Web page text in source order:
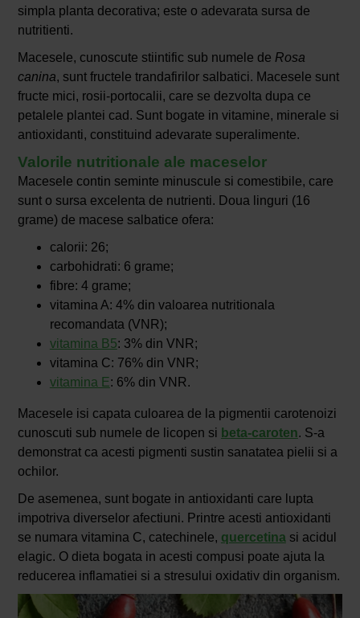
simpla planta decorativa; este o adevarata sursa de
nutritienti.
Macesele, cunoscute stiintific sub numele de Rosa
canina, sunt fructele trandafirilor salbatici. Macesele sunt
fructe mici, rosii-portocalii, care se dezvolta dupa ce
petalele plantei cad. Sunt bogate in vitamine, minerale si
antioxidanti, constituind adevarate superalimente.
Valorile nutritionale ale maceselor
Macesele contin seminte minuscule si comestibile, care
sunt o sursa excelenta de nutrienti. Doua linguri (16
grame) de macese salbatice ofera:
calorii: 26;
carbohidrati: 6 grame;
fibre: 4 grame;
vitamina A: 4% din valoarea nutritionala
recomandata (VNR);
vitamina B5: 3% din VNR;
vitamina C: 76% din VNR;
vitamina E: 6% din VNR.
Macesele isi capata culoarea de la pigmentii carotenoizi
cunoscuti sub numele de licopen si beta-caroten. S-a
demonstrat ca acesti pigmenti sustin sanatatea pielii si a
ochilor.
De asemenea, sunt bogate in antioxidanti care lupta
impotriva diverselor afectiuni. Printre acesti antioxidanti
se numara vitamina C, catechinele, quercetina si acidul
elagic. O dieta bogata in acesti compusi poate ajuta la
reducerea inflamatiei si a stresului oxidativ din organism.